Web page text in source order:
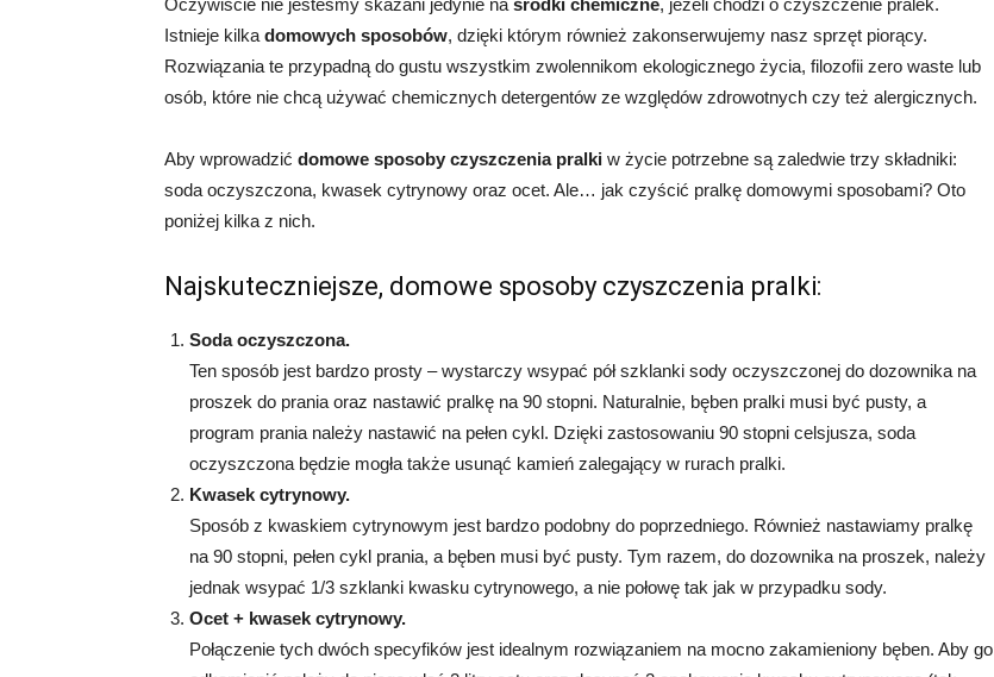
Oczywiście nie jesteśmy skazani jedynie na środki chemiczne, jeżeli chodzi o czyszczenie pralek.
Istnieje kilka domowych sposobów, dzięki którym również zakonserwujemy nasz sprzęt piorący.
Rozwiązania te przypadną do gustu wszystkim zwolennikom ekologicznego życia, filozofii zero waste lub
osób, które nie chcą używać chemicznych detergentów ze względów zdrowotnych czy też alergicznych.
Aby wprowadzić domowe sposoby czyszczenia pralki w życie potrzebne są zaledwie trzy składniki:
soda oczyszczona, kwasek cytrynowy oraz ocet. Ale… jak czyścić pralkę domowymi sposobami? Oto
poniżej kilka z nich.
Najskuteczniejsze, domowe sposoby czyszczenia pralki:
Soda oczyszczona.
Ten sposób jest bardzo prosty – wystarczy wsypać pół szklanki sody oczyszczonej do dozownika na
proszek do prania oraz nastawić pralkę na 90 stopni. Naturalnie, bęben pralki musi być pusty, a
program prania należy nastawić na pełen cykl. Dzięki zastosowaniu 90 stopni celsjusza, soda
oczyszczona będzie mogła także usunąć kamień zalegający w rurach pralki.
Kwasek cytrynowy.
Sposób z kwaskiem cytrynowym jest bardzo podobny do poprzedniego. Również nastawiamy pralkę
na 90 stopni, pełen cykl prania, a bęben musi być pusty. Tym razem, do dozownika na proszek, należy
jednak wsypać 1/3 szklanki kwasku cytrynowego, a nie połowę tak jak w przypadku sody.
Ocet + kwasek cytrynowy.
Połączenie tych dwóch specyfików jest idealnym rozwiązaniem na mocno zakamieniony bęben. Aby go